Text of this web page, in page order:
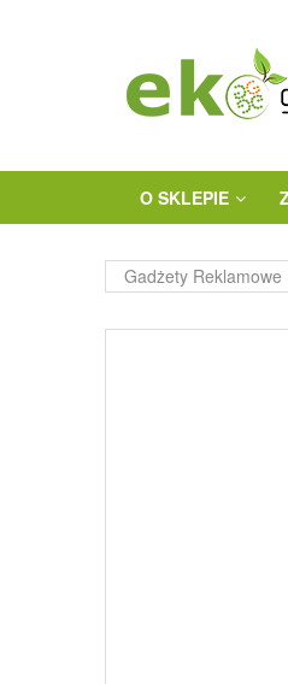
O SKLEPIE
Gadżety Reklamowe